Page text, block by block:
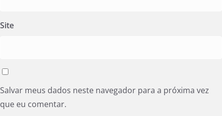
Site
Salvar meus dados neste navegador para a próxima vez
que eu comentar.